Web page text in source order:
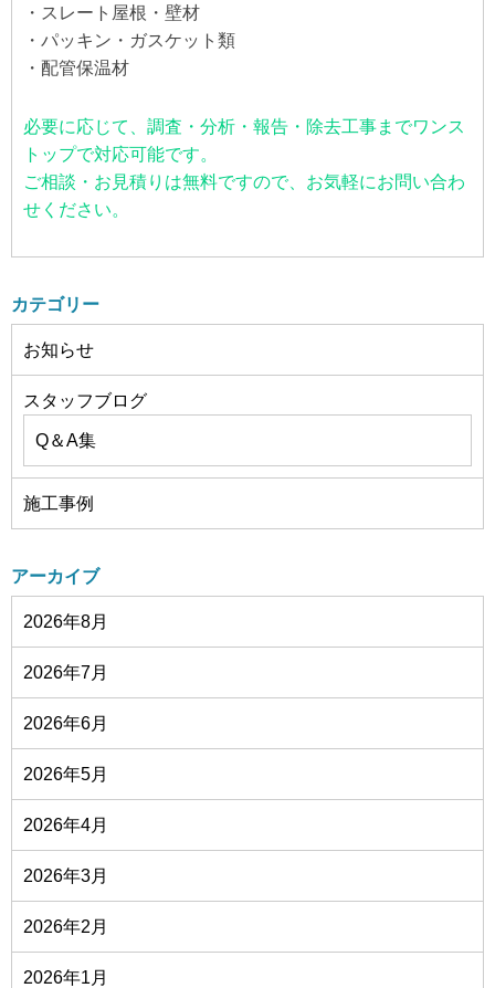
・スレート屋根・壁材
・パッキン・ガスケット類
・配管保温材
必要に応じて、調査・分析・報告・除去工事までワンス
トップで対応可能です。
ご相談・お見積りは無料ですので、お気軽にお問い合わ
せください。
カテゴリー
お知らせ
スタッフブログ
Q＆A集
施工事例
アーカイブ
2026年8月
2026年7月
2026年6月
2026年5月
2026年4月
2026年3月
2026年2月
2026年1月